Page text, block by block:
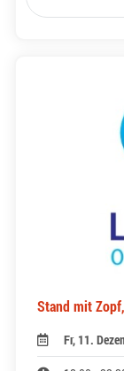
Stand mit
Fr, 11.